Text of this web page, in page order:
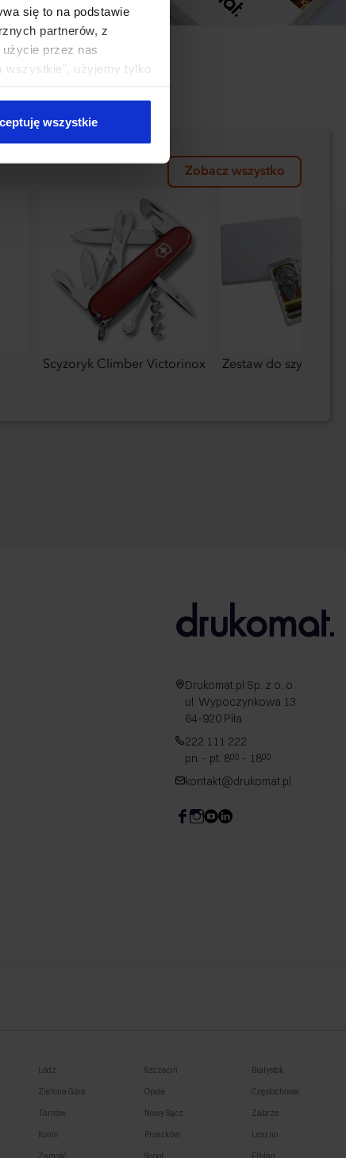
się to na podstawie
partnerów, z
przez nas
wszystkie", użyjemy tylko
wszystkie
Zobacz wszystko
Scyzoryk Climber Victorinox Zestaw do szycia
Drukomat.pl Sp. z o. o.
ul. Wypoczynkowa 13
64-920 Piła
222 111 222
pn. - pt. 800 - 1800
kontakt@drukomat.pl
Łódź Szczecin Białystok
Zielona Góra Opole Częstochowa
Tarnów Nowy Sącz Zabrze
Konin Pruszków Leszno